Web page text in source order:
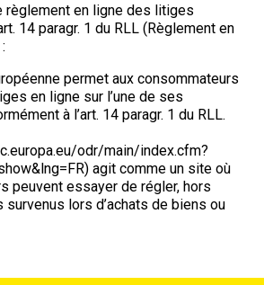
règlement en ligne des litiges
14 paragr. 1 du RLL (Règlement en
permet aux consommateurs
en ligne sur l’une de ses
à l’art. 14 paragr. 1 du RLL.
odr/main/index.cfm?
agit comme un site où
peuvent essayer de régler, hors
lors d’achats de biens ou